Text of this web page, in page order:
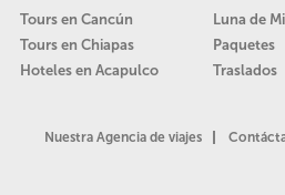
Tours en Cancún
Tours en Chiapas
Hoteles en Acapulco
Luna de
Paquetes
Traslados
Nuestra Agencia de viajes